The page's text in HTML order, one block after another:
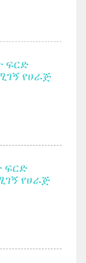
ፍርድ
የሀራጅ
ፍርድ
የሀራጅ